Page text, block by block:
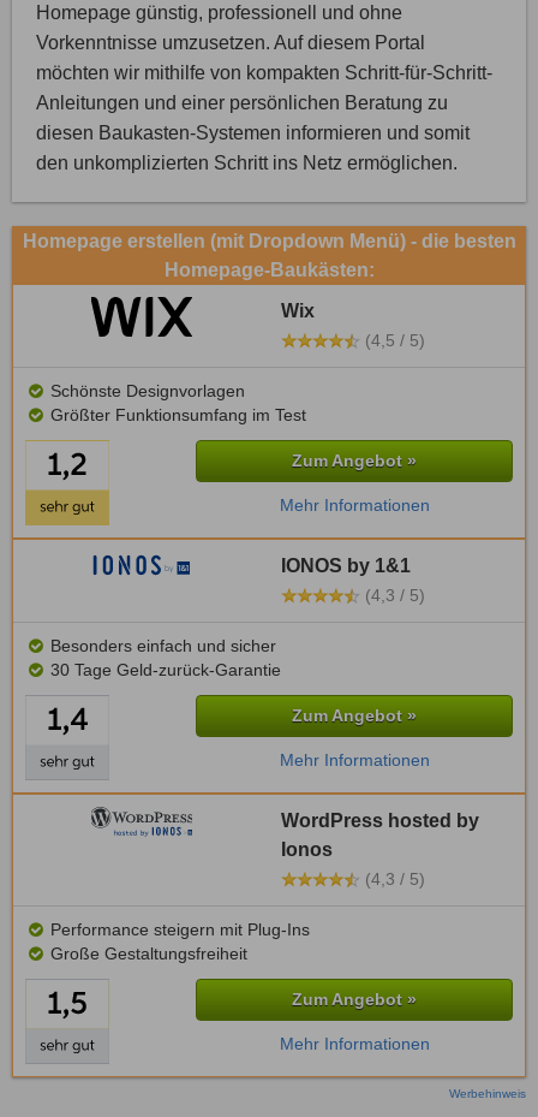
Homepage günstig, professionell und ohne
Vorkenntnisse umzusetzen. Auf diesem Portal
möchten wir mithilfe von kompakten Schritt-für-Schritt-
Anleitungen und einer persönlichen Beratung zu
diesen Baukasten-Systemen informieren und somit
den unkomplizierten Schritt ins Netz ermöglichen.
Homepage erstellen (mit Dropdown Menü) - die besten
Homepage-Baukästen:
Wix
(4,5 / 5)
Schönste Designvorlagen
Größter Funktionsumfang im Test
Zum Angebot »
Mehr Informationen
IONOS by 1&1
(4,3 / 5)
Besonders einfach und sicher
30 Tage Geld-zurück-Garantie
Zum Angebot »
Mehr Informationen
WordPress hosted by
Ionos
(4,3 / 5)
Performance steigern mit Plug-Ins
Große Gestaltungsfreiheit
Zum Angebot »
Mehr Informationen
Werbehinweis